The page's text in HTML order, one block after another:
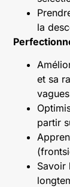
la
et sa
partir
Savoir